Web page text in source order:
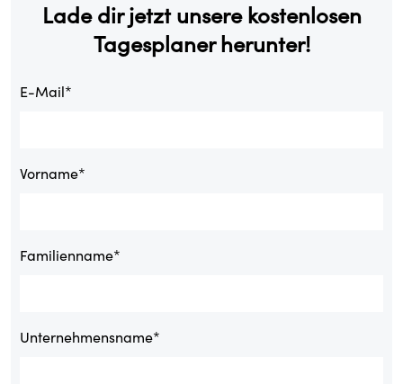
Lade dir jetzt unsere kostenlosen
Tagesplaner herunter!
E-Mail*
Vorname*
Familienname*
Unternehmensname*